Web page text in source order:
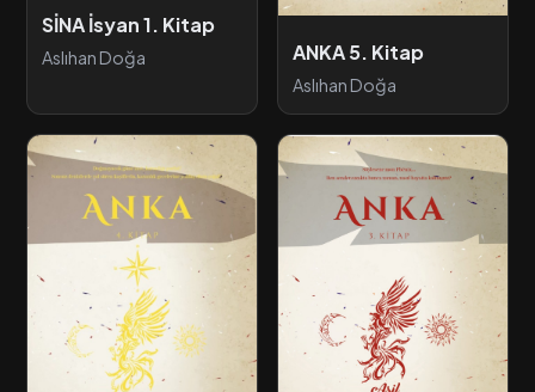
SİNA İsyan 1. Kitap
Aslıhan Doğa ANKA 5. Kitap
Aslıhan Doğa